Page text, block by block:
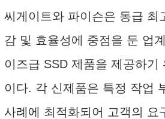
씨게이트와 파이슨은 동급 최
감 및 효율성에 중점을 둔 업
이즈급 SSD 제품을 제공하기
이다. 각 신제품은 특정 작업
사례에 최적화되어 고객의 요